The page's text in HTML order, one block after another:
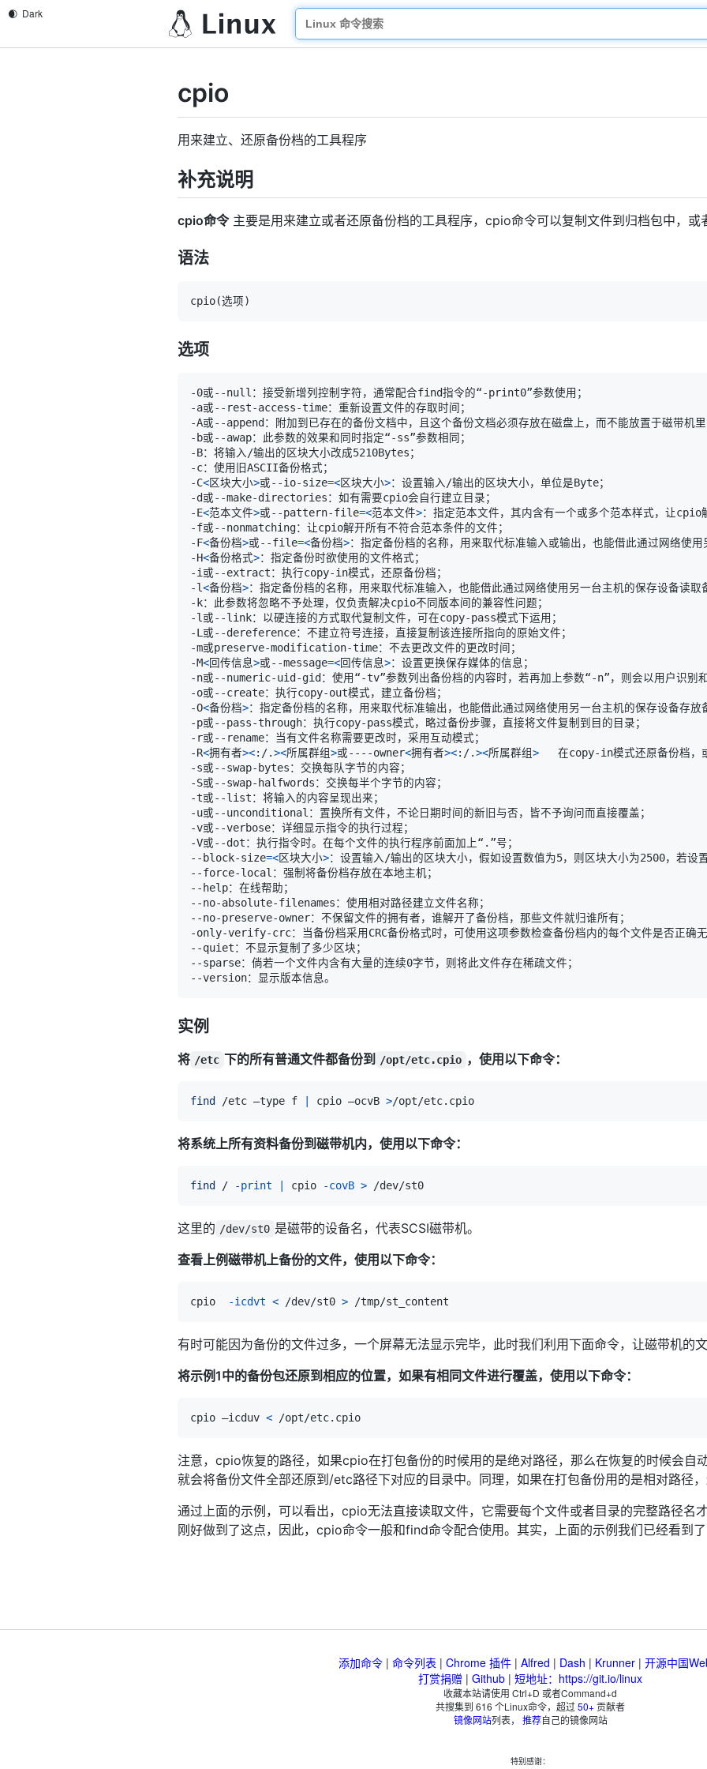
cpio
用来建立、还原备份档的工具程序
补充说明
cpio命令主要是用来建立或者还原备份档的工具程序，cpio命令可以复制文件到归档包中，或
语法
cpio(选项)
选项
-C<区块大小>或--io-size=<区块大小>
-E<范本文件>或--pattern-file=<范本文件>
-F<备份档>或--file=<备份档>
-H<备份格式>
-l<备份档>
-M<回传信息>或--message=<回传信息>
-O<备份档>
-R<拥有者><:/.><所属群组>或----owner<拥有者><:/.><所属群组>
--block-size=<区块大小>
实例
将 /etc 下的所有普通文件都备份到 /opt/etc.cpio ，使用以下命令：
find /etc –type f cpio –ocvB >
将系统上所有资料备份到磁带机内，使用以下命令：
find / -print cpio -covB >
这里的 /dev/st0 是磁带的设备名，代表SCSI磁带机。
查看上例磁带机上备份的文件，使用以下命令：
cpio -icdvt < /dev/st0 >
有时可能因为备份的文件过多，一个屏幕无法显示完毕，此时我们利用下面命令，让磁带机的文
将示例1中的备份包还原到相应的位置，如果有相同文件进行覆盖，使用以下命令：
cpio –icduv <
注意，cpio恢复的路径，如果cpio在打包备份的时候用的是绝对路径，那么在恢复的时候会自
就会将备份文件全部还原到/etc路径下对应的目录中。同理，如果在打包备份用的是相对路径，
通过上面的示例，可以看出，cpio无法直接读取文件，它需要每个文件或者目录的完整路径名
刚好做到了这点，因此，cpio命令一般和find命令配合使用。其实，上面的示例我们已经看到了
添加命令| 命令列表 | Chrome 插件| Alfred | Dash | Krunner| 开源中国
打赏捐赠 | Github | 短地址：https://git.io/linux
收藏本站请使用 Ctrl+D 或者Command+d
共搜集到 616 个Linux命令，超过50+贡献者
镜像网站列表， 推荐自己的镜像网站
特别感谢：